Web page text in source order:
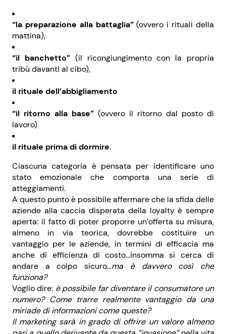
“la preparazione alla battaglia”(ovvero i rituali della
mattina),
“il banchetto”(il ricongiungimento con la propria
tribù davanti al cibo),
il rituale dell’abbigliamento
“il ritorno alla base” (ovvero il ritorno dal posto di
lavoro)
il rituale prima di dormire.
Ciascuna categoria è pensata per identificare uno
stato emozionale che comporta una serie di
atteggiamenti.
A questo punto è possibile affermare che la sfida delle
aziende alla caccia disperata della loyalty è sempre
aperta: il fatto di poter proporre un’offerta su misura,
almeno in via teorica, dovrebbe costituire un
vantaggio per le aziende, in termini di efficacia ma
anche di efficienza di costo…insomma si cerca di
andare a colpo sicuro…ma è davvero così che
funziona?
Voglio dire: è possibile far diventare il consumatore un
numero? Come trarre realmente vantaggio da una
miriade di informazioni come queste?
Il marketing sarà in grado di offrire un valore almeno